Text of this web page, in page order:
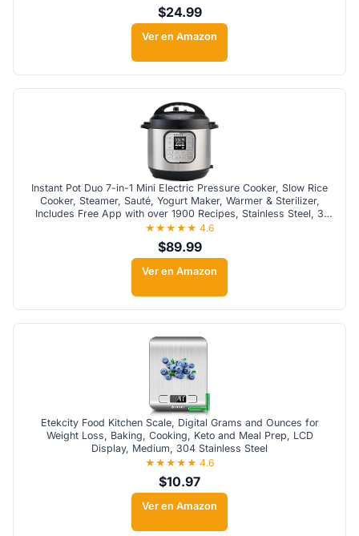
$24.99
Ver en Amazon
Instant Pot Duo 7-in-1 Mini Electric Pressure Cooker, Slow Rice
Cooker, Steamer, Sauté, Yogurt Maker, Warmer & Sterilizer,
Includes Free App with over 1900 Recipes, Stainless Steel, 3
Quart
★★★★★ 4.6
$89.99
Ver en Amazon
Etekcity Food Kitchen Scale, Digital Grams and Ounces for
Weight Loss, Baking, Cooking, Keto and Meal Prep, LCD
Display, Medium, 304 Stainless Steel
★★★★★ 4.6
$10.97
Ver en Amazon